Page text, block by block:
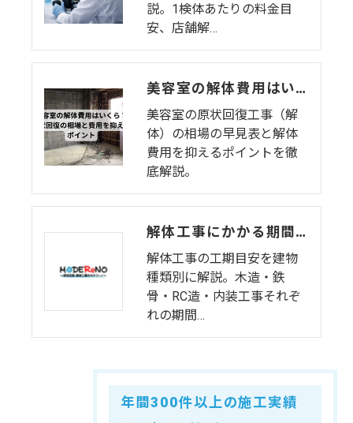
説。1検体あたりの料金目
安、店舗解…
美容室の解体費用はいくら？原状回復の相場と費用を抑えるポイント
美容室の原状回復工事（解
体）の相場の早見表と解体
費用を抑えるポイントを徹
底解説。
解体工事にかかる期間はどのくらい？建物種類別の工期目安
解体工事の工期目安を建物
種類別に解説。木造・鉄
骨・RC造・内装工事それぞ
れの期間…
年間300件以上の施工実績